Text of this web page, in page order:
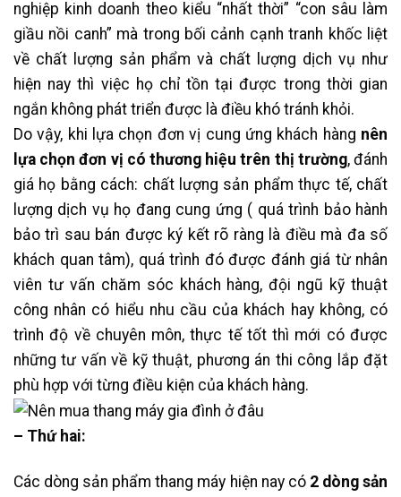
nghiệp kinh doanh theo kiểu “nhất thời” “con sâu làm
giầu nồi canh” mà trong bối cảnh cạnh tranh khốc liệt
về chất lượng sản phẩm và chất lượng dịch vụ như
hiện nay thì việc họ chỉ tồn tại được trong thời gian
ngắn không phát triển được là điều khó tránh khỏi.
Do vậy, khi lựa chọn đơn vị cung ứng khách hàng nên
lựa chọn đơn vị có thương hiệu trên thị trường, đánh
giá họ bằng cách: chất lượng sản phẩm thực tế, chất
lượng dịch vụ họ đang cung ứng ( quá trình bảo hành
bảo trì sau bán được ký kết rõ ràng là điều mà đa số
khách quan tâm), quá trình đó được đánh giá từ nhân
viên tư vấn chăm sóc khách hàng, đội ngũ kỹ thuật
công nhân có hiểu nhu cầu của khách hay không, có
trình độ về chuyên môn, thực tế tốt thì mới có được
những tư vấn về kỹ thuật, phương án thi công lắp đặt
phù hợp với từng điều kiện của khách hàng.
– Thứ hai:
Các dòng sản phẩm thang máy hiện nay có 2 dòng sản